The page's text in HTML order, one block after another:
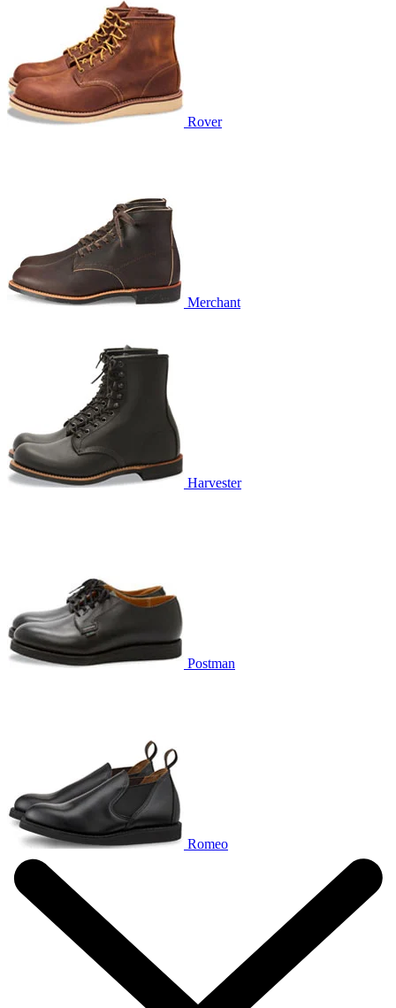
Rover
Merchant
Harvester
Postman
Romeo